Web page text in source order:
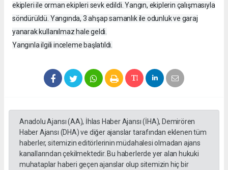
ekipleri ile orman ekipleri sevk edildi. Yangın, ekiplerin çalışmasıyla
söndürüldü. Yangında, 3 ahşap samanlık ile odunluk ve garaj
yanarak kullanılmaz hale geldi.
Yangınla ilgili inceleme başlatıldı.
Anadolu Ajansı (AA), İhlas Haber Ajansı (İHA), Demirören
Haber Ajansı (DHA) ve diğer ajanslar tarafından eklenen tüm
haberler, sitemizin editörlerinin müdahalesi olmadan ajans
kanallarından çekilmektedir. Bu haberlerde yer alan hukuki
muhataplar haberi geçen ajanslar olup sitemizin hiç bir